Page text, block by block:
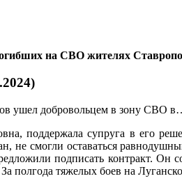
на СВО жителях
ушел добровольцем в зону СВО
поддержала супруга в его
не смогли оставаться
подписать контракт. Он
полгода тяжелых боев на